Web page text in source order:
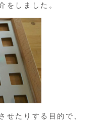
をしました。
せたりする目的で、